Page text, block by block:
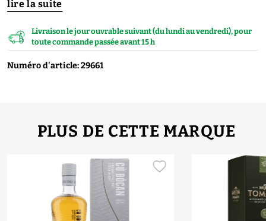
lire la suite
Livraison le jour ouvrable suivant (du lundi au vendredi), pour
toute commande passée avant 15 h
Numéro d'article: 29661
PLUS DE CETTE MARQUE